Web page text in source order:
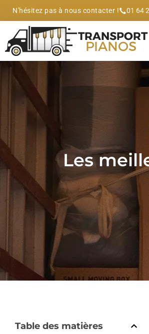
N'hésitez pas à nous contacter ! 01 64
Les
Table des matières